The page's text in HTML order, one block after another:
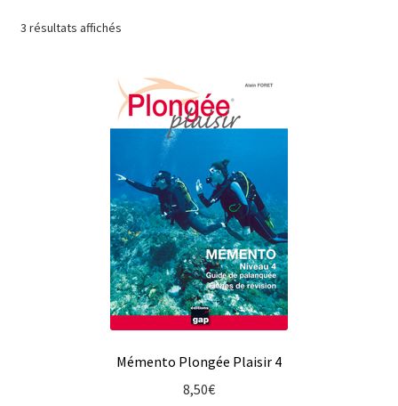
ERP Subscription
Votre droit de rétractation
3 résultats affichés
Mémento Plongée Plaisir 4
8,50€